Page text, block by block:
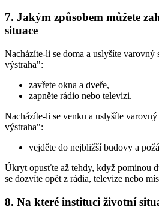
7. Jakým způsobem můžete
situace
Nacházíte-li se doma a uslyšíte varovný
výstraha":
zavřete okna a dveře,
zapněte rádio nebo televizi.
Nacházíte-li se venku a uslyšíte
výstraha":
vejděte do nejbližší budovy a
Úkryt opusťte až tehdy, když pominou
se dozvíte opět z rádia, televize nebo
8. Na které instituci životní